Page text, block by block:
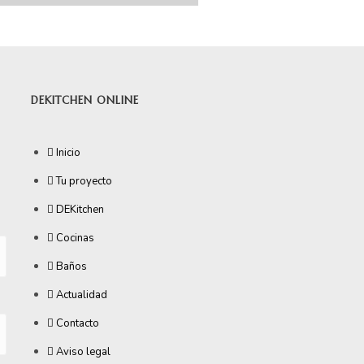
DEKITCHEN ONLINE
Inicio
Tu proyecto
DEKitchen
Cocinas
Baños
Actualidad
Contacto
Aviso legal